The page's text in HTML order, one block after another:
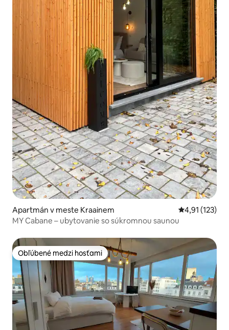
Apartmán v meste Kraainem Priemerné
4,91 (123)
MY Cabane – ubytovanie so súkromnou saunou
Obľúbené medzi hosťami
Obľúbené medzi hosťami